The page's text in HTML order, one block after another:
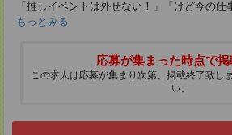
「推しイベントは外せない！」「けど今の仕
もっとみる
応募が集まった時点で掲
この求人は応募が集まり次第、掲載終了致し
い。